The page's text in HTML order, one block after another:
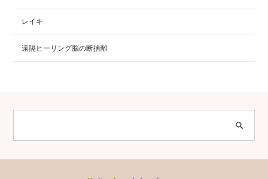
レイキ
遠隔ヒーリング脳の断捨離